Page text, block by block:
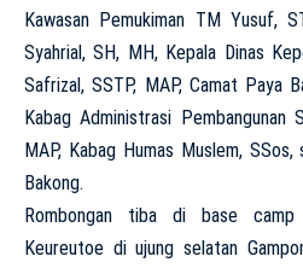
Kawasan Pemukiman TM Yusuf,
Syahrial, SH, MH, Kepala Dinas
Safrizal, SSTP, MAP, Camat Paya
Kabag Administrasi Pembangunan
MAP, Kabag Humas Muslem,
Bakong.
Rombongan tiba di base camp
Keureutoe di ujung selatan